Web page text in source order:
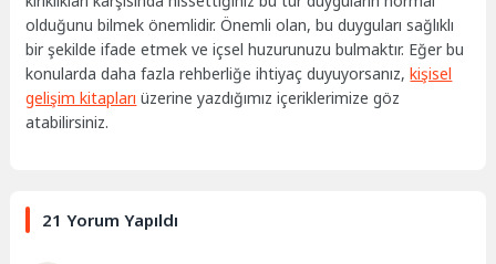
olduğunu bilmek önemlidir. Önemli olan, bu duyguları sağlıklı
bir şekilde ifade etmek ve içsel huzurunuzu bulmaktır. Eğer bu
konularda daha fazla rehberliğe ihtiyaç duyuyorsanız,kişisel
gelişim kitapları üzerine yazdığımız içeriklerimize göz
atabilirsiniz.
21 Yorum Yapıldı